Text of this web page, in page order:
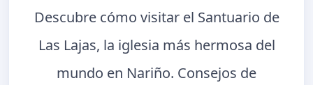
Descubre cómo visitar el Santuario de
Las Lajas, la iglesia más hermosa del
mundo en Nariño. Consejos de